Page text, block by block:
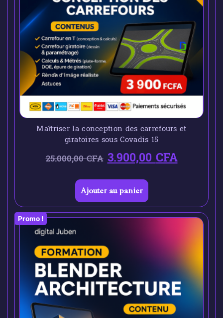
Maîtriser la conception des carrefours et
giratoires sous Covadis 15
25.000,00CFA 3.900,00CFA
Ajouter au panier
Promo !